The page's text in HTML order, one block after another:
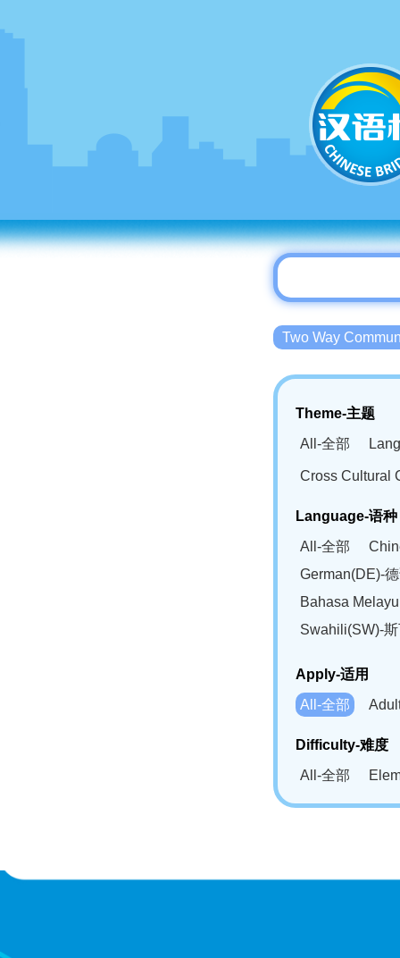
Two Way
Theme-主题
All-全部
Cross Cultural
Language-语种
All-全部
German(DE)-
Bahasa
Swahili(SW)-
Apply-适用
All-全部
Difficulty-难度
All-全部